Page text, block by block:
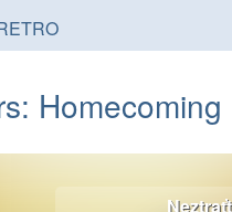
HRY
Homecoming